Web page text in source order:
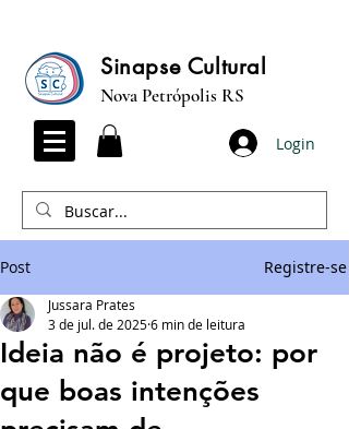
Sinapse Cultural
Nova Petrópolis RS
Login
Post Registre-se
Ideia não é projeto: por
que boas intenções
Jussara Prates
3 de jul. de 20256 min de leitura